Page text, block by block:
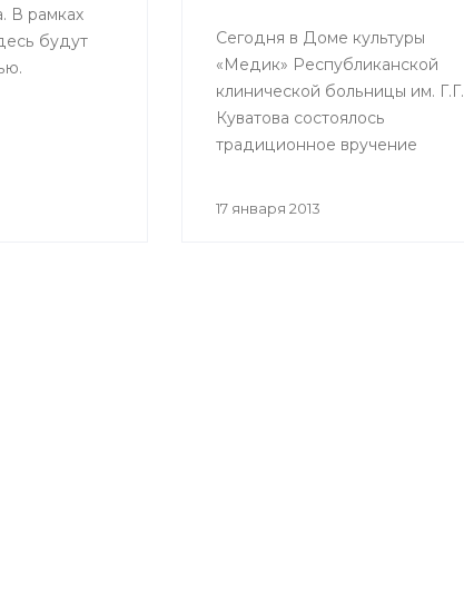
В рамках
будут
Сегодня в Доме культуры
«Медик» Республиканской
клинической больницы им. Г.Г.
Куватова состоялось
традиционное вручение
17 января 2013